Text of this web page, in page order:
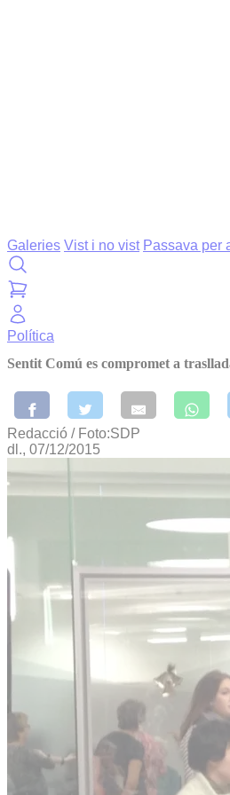
Galeries Vist i no vist Passava per
Política
Sentit Comú es compromet a
Redacció / Foto:SDP
dl., 07/12/2015